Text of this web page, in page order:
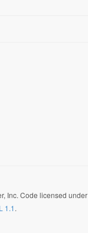
Inc. Code licensed under
1.1.